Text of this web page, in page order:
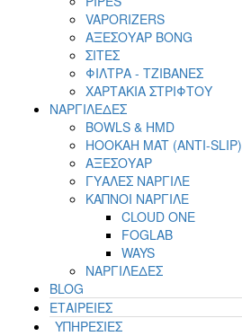
VAPORIZERS
ΑΞΕΣΟΥΑΡ BONG
ΣΙΤΕΣ
ΦΙΛΤΡΑ - ΤΖΙΒΑΝΕΣ
ΧΑΡΤΑΚΙΑ ΣΤΡΙΦΤΟΥ
ΝΑΡΓΙΛΕΔΕΣ
BOWLS & HMD
HOOKAH MAT (ANTI-SLIP)
ΑΞΕΣΟΥΑΡ
ΓΥΑΛΕΣ ΝΑΡΓΙΛΕ
ΚΑΠΝΟΙ ΝΑΡΓΙΛΕ
CLOUD ONE
FOGLAB
WAYS
ΝΑΡΓΙΛΕΔΕΣ
BLOG
ΕΤΑΙΡΕΙΕΣ
ΥΠΗΡΕΣΙΕΣ